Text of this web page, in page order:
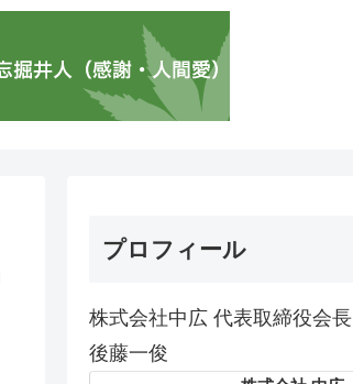
プロフィール
株式会社中広 代表取締役会長
後藤一俊